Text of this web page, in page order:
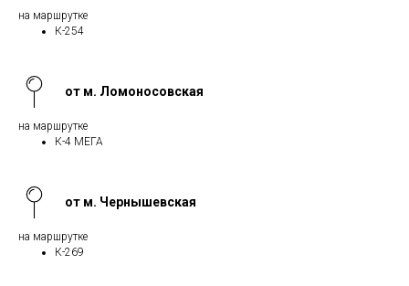
на маршрутке
К-254
от м. Ломоносовская
на маршрутке
К-4 МЕГА
от м. Чернышевская
на маршрутке
К-269